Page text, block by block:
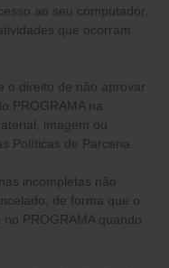
ao seu computador,
que ocorram
o direito de não aprovar
PROGRAMA na
imagem ou
Políticas de Parceria.
incompletas não
de forma que o
PROGRAMA quando